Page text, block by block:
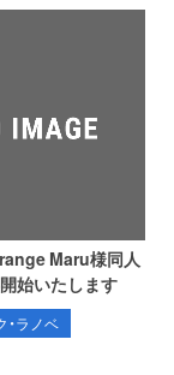
Maru様同人
始いたします
・ラノベ